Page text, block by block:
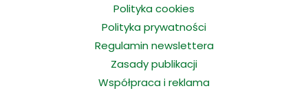
Polityka cookies
Polityka prywatności
Regulamin newslettera
Zasady publikacji
Współpraca i reklama